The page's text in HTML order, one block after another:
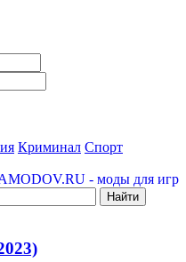
Криминал Спорт
- моды для игр
Найти